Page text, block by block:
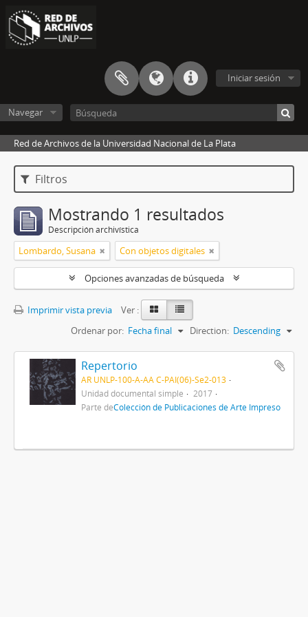
Iniciar sesión
Navegar
Red de Archivos de la Universidad Nacional de La Plata
Filtros
Mostrando 1 resultados
Descripción archivística
Lombardo, Susana Con objetos digitales
Opciones avanzadas de búsqueda
Imprimir vista previa
Ver :
Ordenar por: Fecha final Direction: Descending
Repertorio
AR UNLP-100-A-AA C-PAI(06)-Se2-013
Unidad documental simple
2017
Parte deColección de Publicaciones de Arte Impreso